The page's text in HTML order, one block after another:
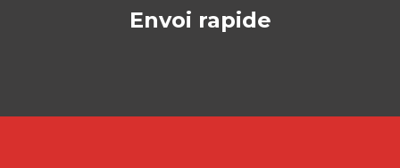
Envoi rapide